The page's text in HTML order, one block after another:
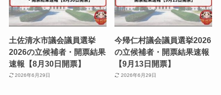
土佐清水市議会議員選挙
2026の立候補者・開票結果
速報【8月30日開票】
2026年6月29日
今帰仁村議会議員選挙2026
の立候補者・開票結果速報
【9月13日開票】
2026年6月29日